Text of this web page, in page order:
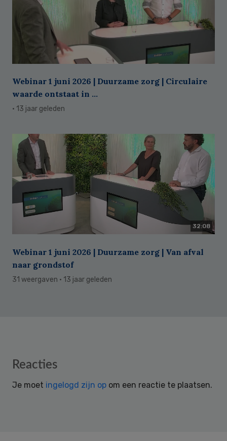
Webinar 1 juni 2026 | Duurzame zorg | Circulaire
waarde ontstaat in ...
· 13 jaar geleden
32:08
Webinar 1 juni 2026 | Duurzame zorg | Van afval
naar grondstof
31 weergaven · 13 jaar geleden
Reader
Reacties
Je moet ingelogd zijn op om een reactie te plaatsen.